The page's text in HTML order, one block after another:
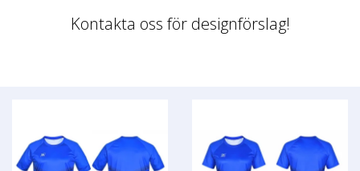
Kontakta oss för designförslag!